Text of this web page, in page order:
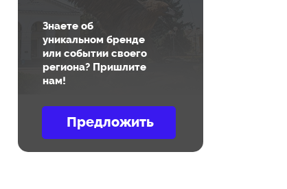
Знаете об
уникальном бренде
или событии своего
региона? Пришлите
нам!